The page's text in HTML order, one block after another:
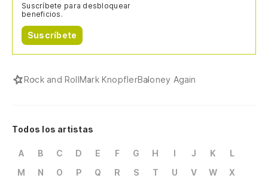
Suscríbete para desbloquear
beneficios.
Suscríbete
Rock and RollMark KnopflerBaloney Again
Todos los artistas
A B C D E F G H I J K
L
M
N O P Q R S T U V W
X